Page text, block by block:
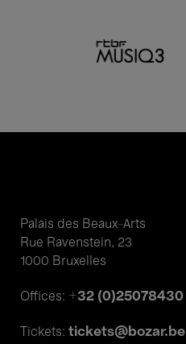
Palais des Beaux-Arts
Rue Ravenstein, 23
1000 Bruxelles
Offices: +32 (0)25078430
Tickets: tickets@bozar.be